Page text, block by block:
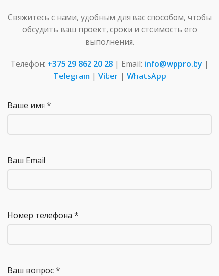
Свяжитесь с нами, удобным для вас способом, чтобы
обсудить ваш проект, сроки и стоимость его
выполнения.
Телефон: +375 29 862 20 28 | Email: info@wppro.by |
Telegram| Viber| WhatsApp
Ваше имя *
Ваш Email
Номер телефона *
Ваш вопрос *